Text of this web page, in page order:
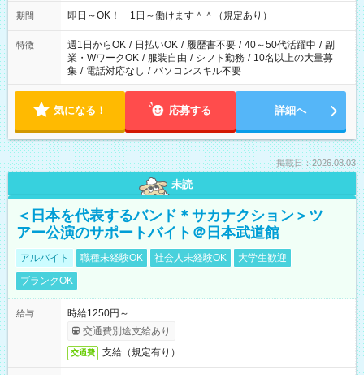
期間 即日～OK！ 1日～働けます＾＾（規定あり）
特徴 週1日からOK / 日払いOK / 履歴書不要 / 40～50代活躍中 / 副
業・WワークOK / 服装自由 / シフト勤務 / 10名以上の大量募
集 / 電話対応なし / パソコンスキル不要
気になる！ 応募する 詳細へ
掲載日：2026.08.03
未読
＜日本を代表するバンド＊サカナクション＞ツ
アー公演のサポートバイト＠日本武道館
アルバイト 職種未経験OK 社会人未経験OK
大学生歓迎
ブランクOK
給与
時給1250円～
交通費別途支給あり
交通費 支給（規定有り）